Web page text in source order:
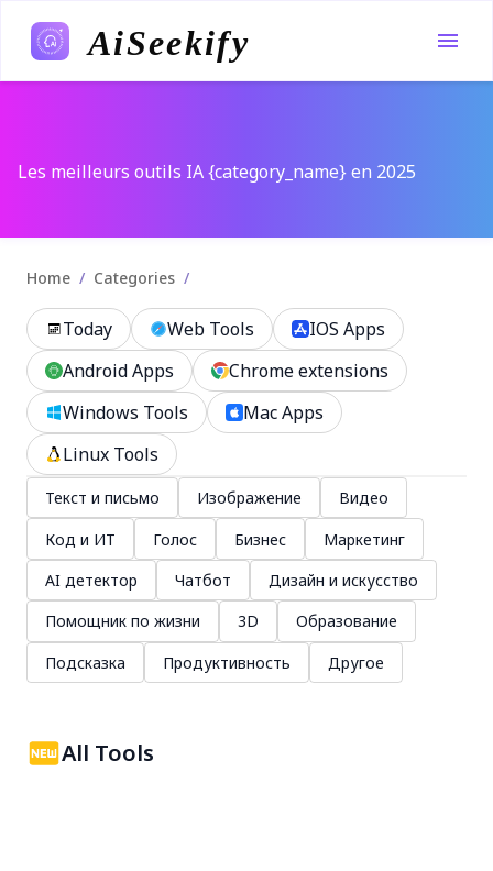
AiSeekify
Les meilleurs outils IA {category_name} en 2025
Home / Categories /
Today Web Tools
IOS Apps
Android Apps
Chrome extensions
Windows Tools
Mac Apps
Linux Tools
Текст и письмо Изображение
Видео
Код и ИТ
Голос Бизнес
Маркетинг
AI детектор
Чатбот
Дизайн и искусство
Помощник по жизни
3D
Образование
Подсказка
Продуктивность Другое
All Tools